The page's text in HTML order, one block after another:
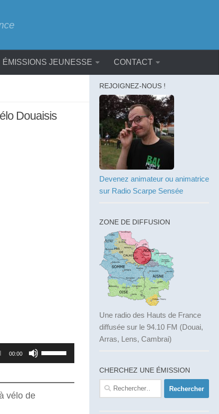
ÉMISSIONS JEUNESSE CONTACT
Douaisis
00:00
Utilisez
les
vélo de
REJOIGNEZ-NOUS !
Devenez animateur ou animatrice
sur Radio Scarpe Sensée
ZONE DE DIFFUSION
Une radio des Hauts de France
diffusée sur le 94.10 FM (Douai,
Arras, Lens, Cambrai)
CHERCHEZ UNE ÉMISSION
Rechercher :